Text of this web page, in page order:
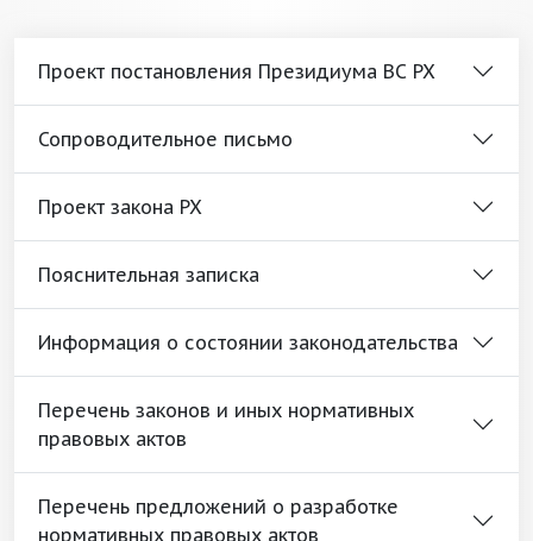
Проект постановления Президиума ВС РХ
Сопроводительное письмо
Проект закона РХ
Пояснительная записка
Информация о состоянии законодательства
Перечень законов и иных нормативных
правовых актов
Перечень предложений о разработке
нормативных правовых актов